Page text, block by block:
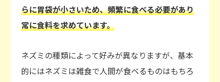
らに胃袋が小さいため、頻繁に食べる必要があり
常に食料を求めています。
ネズミの種類によって好みが異なりますが、基本
的にはネズミは雑食で人間が食べるものはもちろ